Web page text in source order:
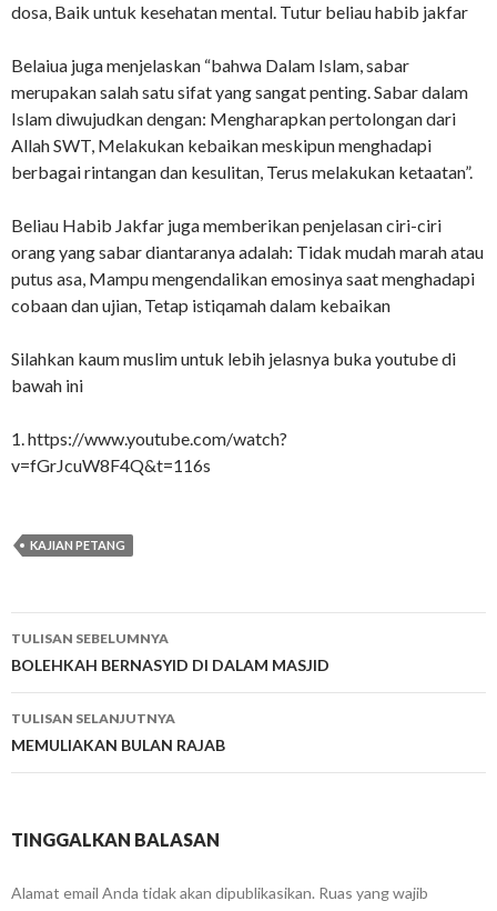
dosa, Baik untuk kesehatan mental. Tutur beliau habib jakfar
Belaiua juga menjelaskan “bahwa Dalam Islam, sabar
merupakan salah satu sifat yang sangat penting. Sabar dalam
Islam diwujudkan dengan: Mengharapkan pertolongan dari
Allah SWT, Melakukan kebaikan meskipun menghadapi
berbagai rintangan dan kesulitan, Terus melakukan ketaatan”.
Beliau Habib Jakfar juga memberikan penjelasan ciri-ciri
orang yang sabar diantaranya adalah: Tidak mudah marah atau
putus asa, Mampu mengendalikan emosinya saat menghadapi
cobaan dan ujian, Tetap istiqamah dalam kebaikan
Silahkan kaum muslim untuk lebih jelasnya buka youtube di
bawah ini
1. https://www.youtube.com/watch?
v=fGrJcuW8F4Q&t=116s
KAJIAN PETANG
Navigasi
tulisan
TULISAN SEBELUMNYA
BOLEHKAH BERNASYID DI DALAM MASJID
TULISAN SELANJUTNYA
MEMULIAKAN BULAN RAJAB
TINGGALKAN BALASAN
Alamat email Anda tidak akan dipublikasikan. Ruas yang wajib